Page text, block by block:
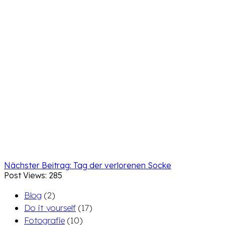
Nächster Beitrag: Tag der verlorenen Socke
Post Views: 285
Blog (2)
Do it yourself (17)
Fotografie (10)